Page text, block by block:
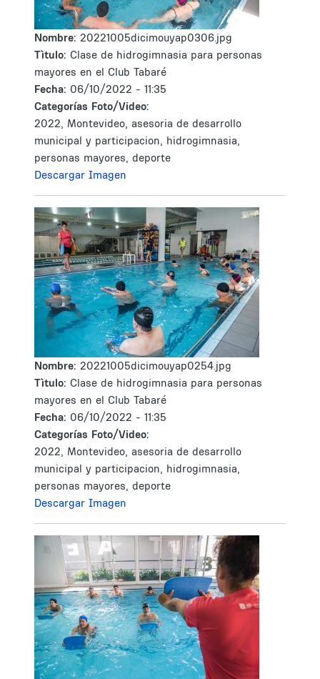
Nombre: 20221005dicimouyap0306.jpg
Tìtulo: Clase de hidrogimnasia para personas
mayores en el Club Tabaré
Fecha: 06/10/2022 - 11:35
Categorías Foto/Video:
2022, Montevideo, asesoria de desarrollo
municipal y participacion, hidrogimnasia,
personas mayores, deporte
Descargar Imagen
Nombre: 20221005dicimouyap0254.jpg
Tìtulo: Clase de hidrogimnasia para personas
mayores en el Club Tabaré
Fecha: 06/10/2022 - 11:35
Categorías Foto/Video:
2022, Montevideo, asesoria de desarrollo
municipal y participacion, hidrogimnasia,
personas mayores, deporte
Descargar Imagen